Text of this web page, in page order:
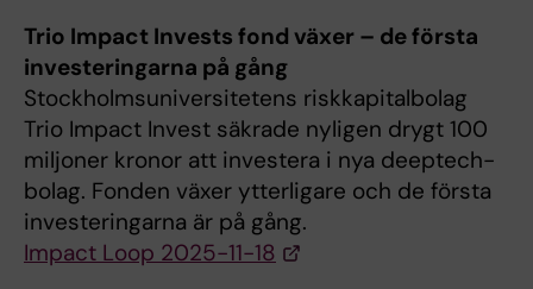
Trio Impact Invests fond växer – de första
investeringarna på gång
Stockholmsuniversitetens riskkapitalbolag
Trio Impact Invest säkrade nyligen drygt 100
miljoner kronor att investera i nya deeptech-
bolag. Fonden växer ytterligare och de första
investeringarna är på gång.
Impact Loop 2025-11-18